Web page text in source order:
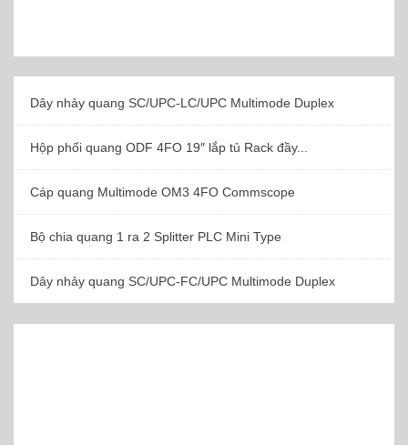
Dây nhảy quang SC/UPC-LC/UPC Multimode Duplex
Hộp phối quang ODF 4FO 19″ lắp tủ Rack đầy...
Cáp quang Multimode OM3 4FO Commscope
Bộ chia quang 1 ra 2 Splitter PLC Mini Type
Dây nhảy quang SC/UPC-FC/UPC Multimode Duplex